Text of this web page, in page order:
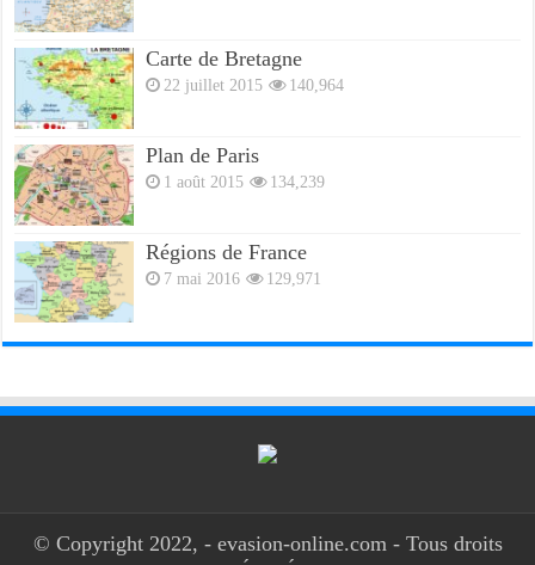
Carte de Bretagne
22 juillet 2015 140,964
Plan de Paris
1 août 2015 134,239
Régions de France
7 mai 2016 129,971
© Copyright 2022, - evasion-online.com - Tous droits